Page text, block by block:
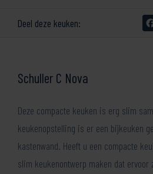
Deel deze keuken:
Schuller C Nova
Deze compacte keuken is erg slim
keukenopstelling is er een bijkeuken
kastenwand. Heeft u een compacte
slim keukenontwerp maken dat ervoor